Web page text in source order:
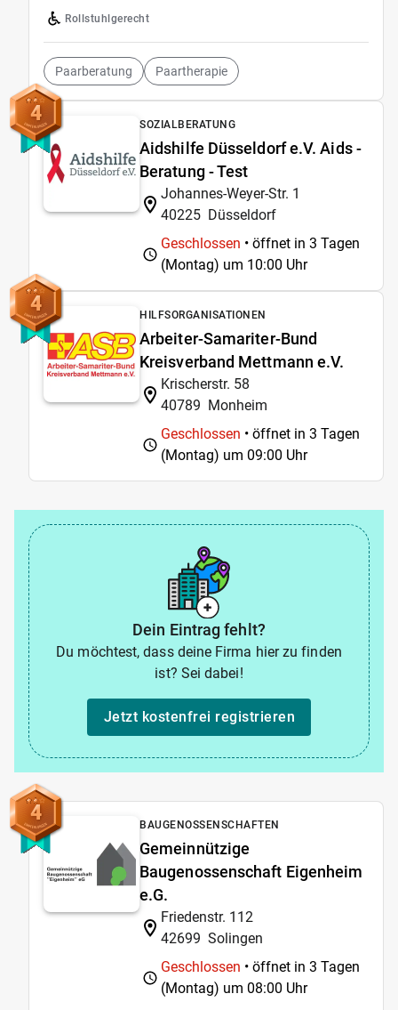
Rollstuhlgerecht
Paarberatung Paartherapie
4 SOZIALBERATUNG
Aidshilfe Düsseldorf e.V. Aids -
Beratung - Test
Johannes-Weyer-Str. 1
40225 Düsseldorf
Geschlossen • öffnet in 3 Tagen
(Montag) um 10:00 Uhr
4 HILFSORGANISATIONEN
Arbeiter-Samariter-Bund
Kreisverband Mettmann e.V.
Krischerstr. 58
40789 Monheim
Geschlossen • öffnet in 3 Tagen
(Montag) um 09:00 Uhr
Dein Eintrag fehlt?
Du möchtest, dass deine Firma hier zu finden
ist? Sei dabei!
Jetzt kostenfrei registrieren
4 BAUGENOSSENSCHAFTEN
Gemeinnützige
Baugenossenschaft Eigenheim
e.G.
Friedenstr. 112
42699 Solingen
Geschlossen • öffnet in 3 Tagen
(Montag) um 08:00 Uhr